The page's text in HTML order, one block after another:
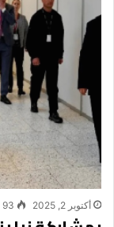
أكتوبر 2, 2025 93